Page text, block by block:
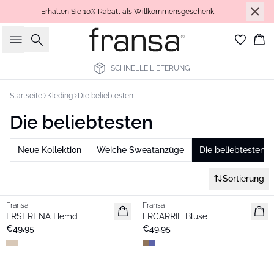
Erhalten Sie 10% Rabatt als Willkommensgeschenk
Suche
SCHNELLE LIEFERUNG
Startseite Kleding Die beliebtesten
Die beliebtesten
Neue Kollektion Weiche Sweatanzüge Die beliebtesten
Sortierung
Neu
Fransa
FRSERENA Hemd
€49,95
Neu
Fransa
FRCARRIE Bluse
€49,95